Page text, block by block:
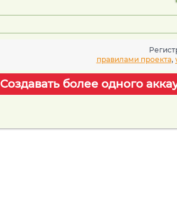
правилами проекта,
Создавать более одного